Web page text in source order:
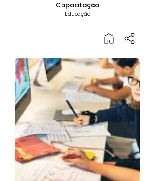
Capacitação
Educação